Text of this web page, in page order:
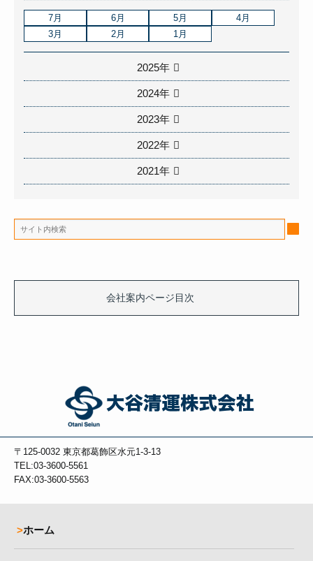
7月 6月 5月
4月
3月
2月 1月
2025年
2024年
2023年
2022年
2021年
会社案内ページ目次
〒125-0032 東京都葛飾区水元1-3-13
TEL:03-3600-5561
FAX:03-3600-5563
ホーム